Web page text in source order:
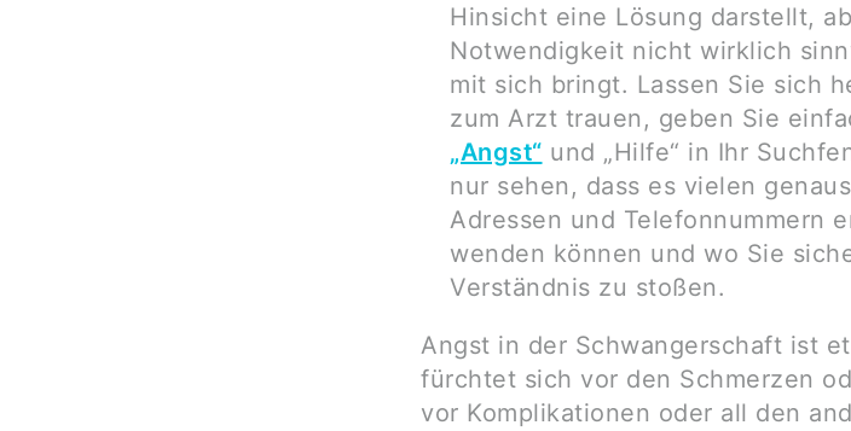
Hinsicht eine Lösung darstellt,
Notwendigkeit nicht wirklich
mit sich bringt. Lassen Sie sich
zum Arzt trauen, geben Sie
„Angst“ und „Hilfe“ in Ihr
nur sehen, dass es vielen
Adressen und Telefonnummern
wenden können und wo Sie
Verständnis zu stoßen.
Angst in der Schwangerschaft ist
fürchtet sich vor den Schmerzen
vor Komplikationen oder all den